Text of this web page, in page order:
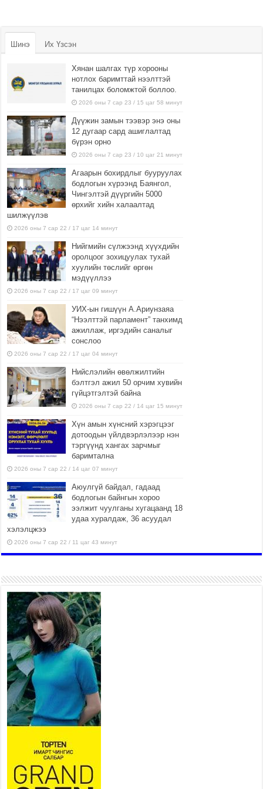
Шинэ Их Үзсэн
Хянан шалгах түр хорооны
нотлох баримттай нээлттэй
танилцах боломжтой боллоо.
2026 оны 7 сар 23 / 15 цаг 58 минут
Дүүжин замын тээвэр энэ оны
12 дугаар сард ашиглалтад
бүрэн орно
2026 оны 7 сар 23 / 10 цаг 21 минут
Агаарын бохирдлыг бууруулах
бодлогын хүрээнд Баянгол,
Чингэлтэй дүүргийн 5000
өрхийг хийн халаалтад
шилжүүлэв
2026 оны 7 сар 22 / 17 цаг 14 минут
Нийгмийн сүлжээнд хүүхдийн
оролцоог зохицуулах тухай
хуулийн төслийг өргөн
мэдүүллээ
2026 оны 7 сар 22 / 17 цаг 09 минут
УИХ-ын гишүүн А.Ариунзаяа
“Нээлттэй парламент” танхимд
ажиллаж, иргэдийн саналыг
сонслоо
2026 оны 7 сар 22 / 17 цаг 04 минут
Нийслэлийн өвөлжилтийн
бэлтгэл ажил 50 орчим хувийн
гүйцэтгэлтэй байна
2026 оны 7 сар 22 / 14 цаг 15 минут
Хүн амын хүнсний хэрэгцээг
дотоодын үйлдвэрлэлээр нэн
тэргүүнд хангах зарчмыг
баримтална
2026 оны 7 сар 22 / 14 цаг 07 минут
Аюулгүй байдал, гадаад
бодлогын байнгын хороо
ээлжит чуулганы хугацаанд 18
удаа хуралдаж, 36 асуудал
хэлэлцжээ
2026 оны 7 сар 22 / 11 цаг 43 минут
боломжтой-Хүүхэд хөгжүүлэх
төв” байгуулах төсөлд төр,
хувийн хэвшлийн түншлэлийн хүрээнд хамтран
ажиллахыг урьж байна
2026 оны 7 сар 22 / 9 цаг 28 минут
Б.Пүрэвдагва: “Урт цагаан”-ыг
залуучууд чөлөөт цагаа
өнгөрүүлдэг, жуулчид зорьж
ирдэг цэг болгоно
2026 оны 7 сар 21 / 16 цаг 47 минут
Тусгай замын автобус /BRT/ төслийн удирдах
хорооны ээлжит хуралдаан боллоо
Ерөнхий сайд Н.Учрал БНХАУ-аас Монгол Улсад
суугаа Элчин сайд Шэнь Миньжюанийг хүлээн
авч уулзав
2026 оны 7 сар 21 / 16 цаг 39 минут